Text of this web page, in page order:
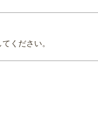
ください。